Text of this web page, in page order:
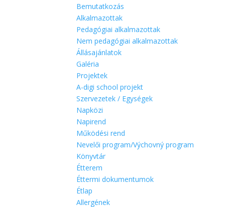
Bemutatkozás
Alkalmazottak
Pedagógiai alkalmazottak
Nem pedagógiai alkalmazottak
Állásajánlatok
Galéria
Projektek
A-digi school projekt
Szervezetek / Egységek
Napközi
Napirend
Működési rend
Nevelői program/Výchovný program
Könyvtár
Étterem
Éttermi dokumentumok
Étlap
Allergének